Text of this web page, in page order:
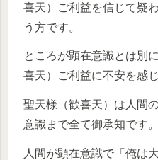
喜天）ご利益を信じて疑
う方です。
ところが顕在意識とは別
喜天）ご利益に不安を感
聖天様（歓喜天）は人間
意識まで全て御承知です。
人間が顕在意識で「俺は